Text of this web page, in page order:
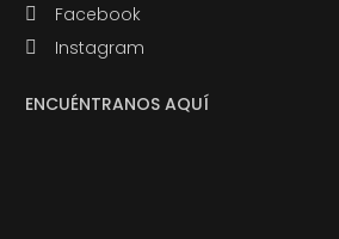
Facebook
Instagram
ENCUÉNTRANOS AQUÍ